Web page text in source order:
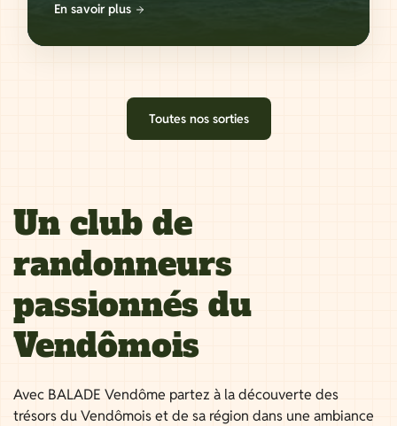
En savoir plus
Toutes nos sorties
Un club de
randonneurs
passionnés du
Vendômois
Avec BALADE Vendôme partez à la découverte des
trésors du Vendômois et de sa région dans une ambiance